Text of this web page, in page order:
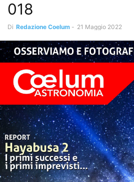
018
Di Redazione Coelum - 21 Maggio 2022